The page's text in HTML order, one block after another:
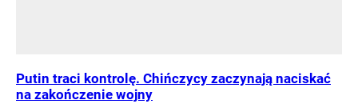
Putin traci kontrolę. Chińczycy zaczynają naciskać
na zakończenie wojny